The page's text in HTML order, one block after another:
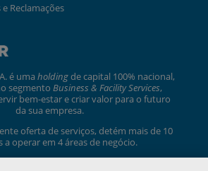
Reclamações
é umaholdingde capital 100% nacional,
segmento Business & Facility Services,
bem-estar e criar valor para o futuro
da sua empresa.
oferta de serviços, detém mais de 10
a operar em 4 áreas de negócio.